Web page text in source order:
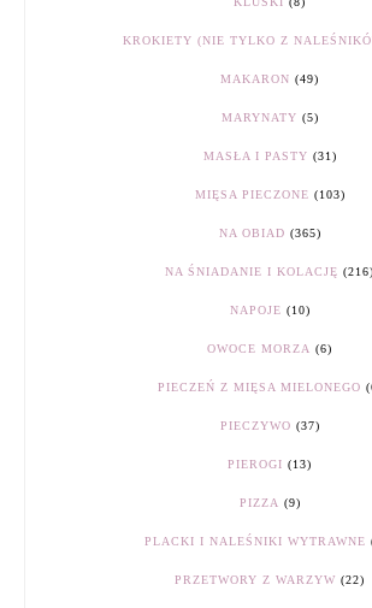
KROKIETY (NIE TYLKO Z
MAKARON (49)
MARYNATY (5)
MASŁA I PASTY (31)
MIĘSA PIECZONE (103)
NA OBIAD (365)
NA ŚNIADANIE I KOLACJĘ (216)
NAPOJE (10)
OWOCE MORZA (6)
PIECZEŃ Z MIĘSA MIELONEGO
PIECZYWO (37)
PIEROGI (13)
PIZZA (9)
PLACKI I NALEŚNIKI WYTRAWNE
PRZETWORY Z WARZYW (22)